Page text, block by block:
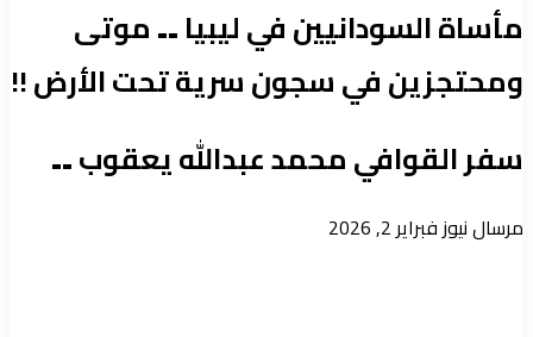
مأساة السودانيين في ليبيا ۔۔ موتى
ومحتجزين في سجون سرية تحت الأرض !!
سفر القوافي محمد عبدالله يعقوب ۔۔
مرسال نيوزأرسل
فبراير 2, 2026